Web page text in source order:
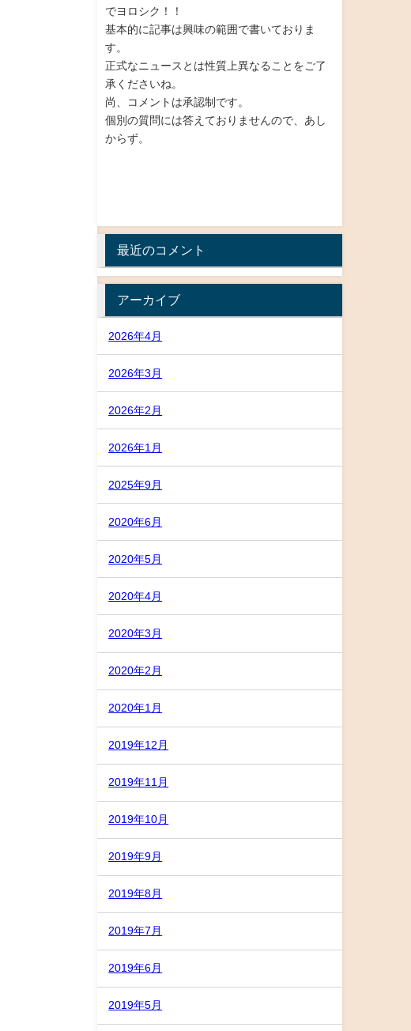
でヨロシク！！
基本的に記事は興味の範囲で書いておりま
す。
正式なニュースとは性質上異なることをご了
承くださいね。
尚、コメントは承認制です。
個別の質問には答えておりませんので、あし
からず。
最近のコメント
アーカイブ
2026年4月
2026年3月
2026年2月
2026年1月
2025年9月
2020年6月
2020年5月
2020年4月
2020年3月
2020年2月
2020年1月
2019年12月
2019年11月
2019年10月
2019年9月
2019年8月
2019年7月
2019年6月
2019年5月